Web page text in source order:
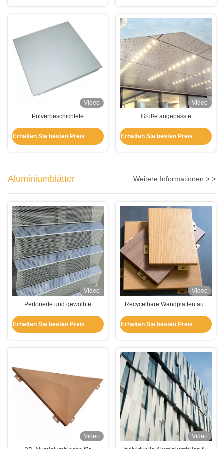
Video
Pulverbeschichtete
Korrosion für die Dekoration von
Hängedecken
Erhalten Sie besten Preis
Video
Größe angepasste
Dekoration von Hängedecken
Erhalten Sie besten Preis
Aluminiumblätter Weitere Informationen > >
Video
Perforierte und gewölbte
Erhalten Sie besten Preis
Video
Recycelbare Wandplatten aus
Erhalten Sie besten Preis
Video
Video